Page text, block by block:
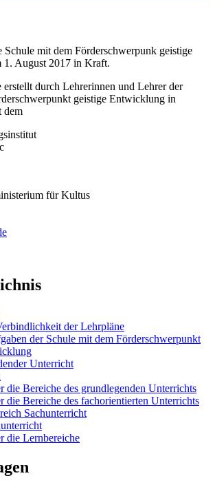
mit dem Förderschwerpunk geistige
August 2017 in Kraft.
durch Lehrerinnen und Lehrer der
geistige Entwicklung in
dem
für Kultus
der Lehrpläne
der Schule mit dem Förderschwerpunkt
Unterricht
die Bereiche des grundlegenden Unterrichts
die Bereiche des fachorientierten Unterrichts
Sachunterricht
die Lernbereiche